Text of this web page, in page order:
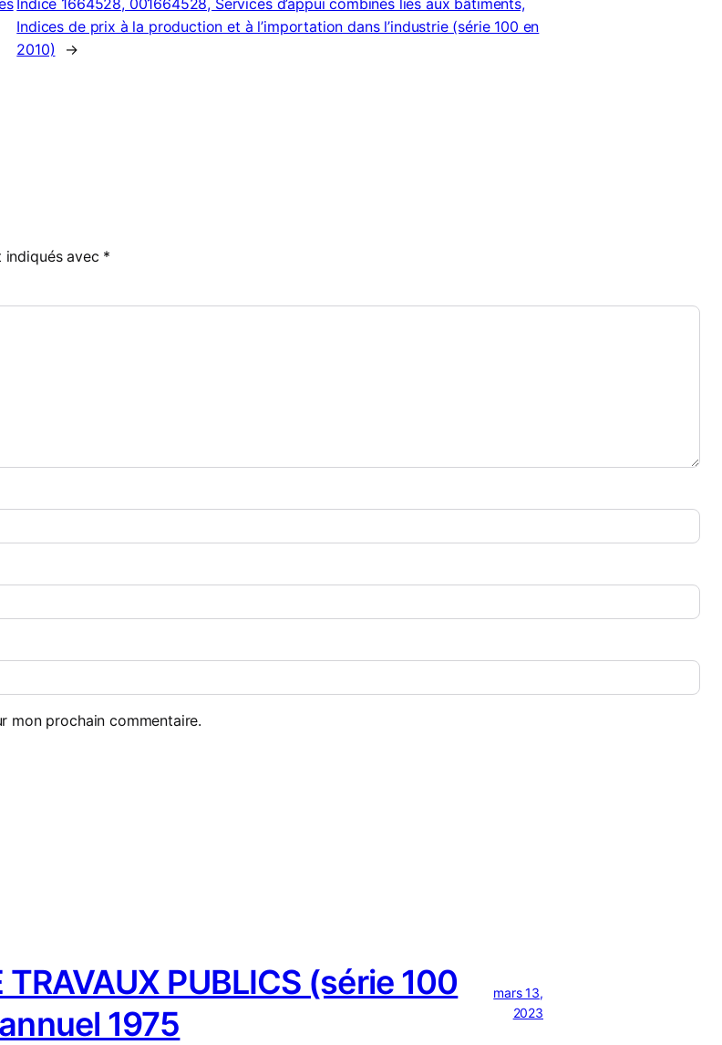
Indice 1664528, 001664528, Services d’appui combinés liés aux bâtiments,
Indices de prix à la production et à l’importation dans l’industrie (série 100 en
2010)
→
indiqués avec *
mon prochain commentaire.
PUBLICS (série 100
1975
mars 13,
2023